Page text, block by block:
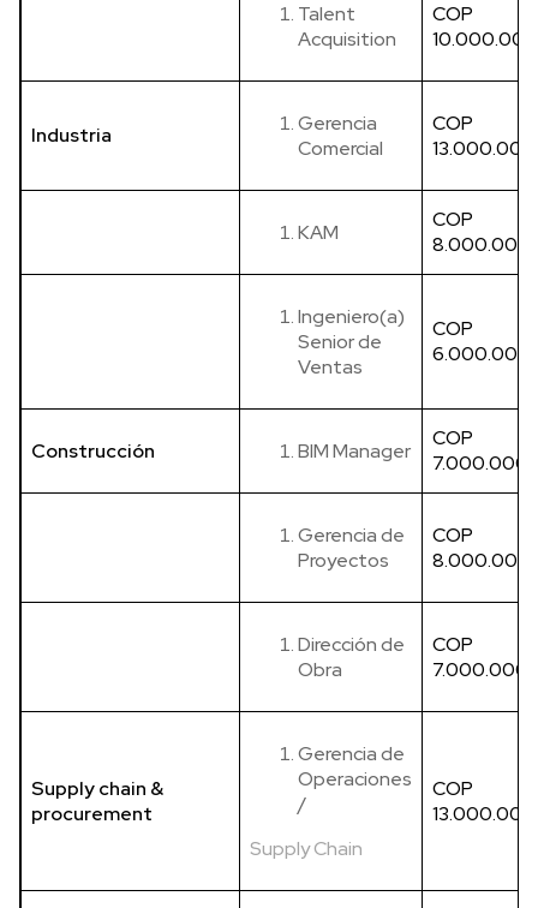
Talent
Acquisition
COP
10.000.000
Industria
Gerencia
Comercial
COP
13.000.000
KAM
COP
8.000.000
Ingeniero(a)
Senior de
Ventas
COP
6.000.000
Construcción BIM Manager
COP
7.000.000
Gerencia de
Proyectos
COP
8.000.000
Dirección de
Obra
COP
7.000.000
Supply chain &
procurement
Gerencia de
Operaciones
/
Supply Chain
COP
13.000.000